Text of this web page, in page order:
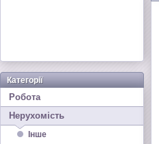
Категорії
Робота
Нерухомість
Інше